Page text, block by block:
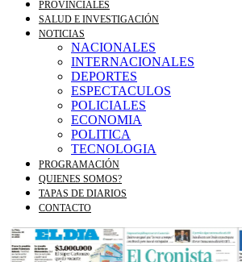
PROVINCIALES
SALUD E INVESTIGACIÓN
NOTICIAS
NACIONALES
INTERNACIONALES
DEPORTES
ESPECTACULOS
POLICIALES
ECONOMIA
POLITICA
TECNOLOGIA
PROGRAMACIÓN
QUIENES SOMOS?
TAPAS DE DIARIOS
CONTACTO